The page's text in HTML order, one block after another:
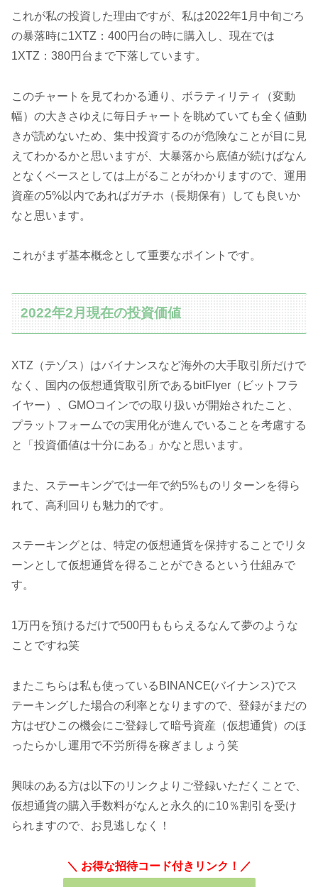
これが私の投資した理由ですが、私は2022年1月中旬ごろ
の暴落時に1XTZ：400円台の時に購入し、現在では
1XTZ：380円台まで下落しています。
このチャートを見てわかる通り、ボラティリティ（変動
幅）の大きさゆえに毎日チャートを眺めていても全く値動
きが読めないため、集中投資するのが危険なことが目に見
えてわかるかと思いますが、大暴落から底値が続けばなん
となくベースとしては上がることがわかりますので、運用
資産の5%以内であればガチホ（長期保有）しても良いか
なと思います。
これがまず基本概念として重要なポイントです。
2022年2月現在の投資価値
XTZ（テゾス）はバイナンスなど海外の大手取引所だけで
なく、国内の仮想通貨取引所であるbitFlyer（ビットフラ
イヤー）、GMOコインでの取り扱いが開始されたこと、
プラットフォームでの実用化が進んでいることを考慮する
と「投資価値は十分にある」かなと思います。
また、ステーキングでは一年で約5%ものリターンを得ら
れて、高利回りも魅力的です。
ステーキングとは、特定の仮想通貨を保持することでリタ
ーンとして仮想通貨を得ることができるという仕組みで
す。
1万円を預けるだけで500円ももらえるなんて夢のような
ことですね笑
またこちらは私も使っているBINANCE(バイナンス)でス
テーキングした場合の利率となりますので、登録がまだの
方はぜひこの機会にご登録して暗号資産（仮想通貨）のほ
ったらかし運用で不労所得を稼ぎましょう笑
興味のある方は以下のリンクよりご登録いただくことで、
仮想通貨の購入手数料がなんと永久的に10％割引を受け
られますので、お見逃しなく！
＼ お得な招待コード付きリンク！／